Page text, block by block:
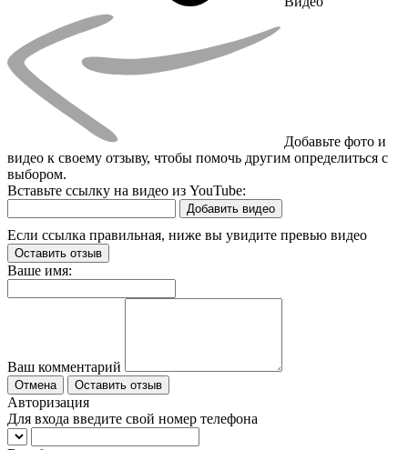
Добавьте фото и
видео к своему отзыву, чтобы помочь другим определиться с
выбором.
Вставьте ссылку на видео из YouTube:
Добавить видео
Если ссылка правильная, ниже вы увидите превью видео
Оставить отзыв
Ваше имя:
Ваш комментарий
Отмена Оставить отзыв
Авторизация
Для входа введите свой номер телефона